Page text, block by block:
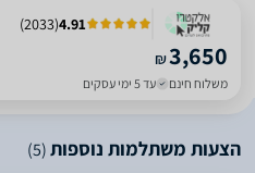
4.91
(
2033
)
₪3,650
משלוח חינם עד 5 ימי עסקים
הצעות משתלמות נוספות(5)